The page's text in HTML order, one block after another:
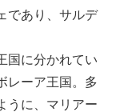
であり、サルデ
国に分かれてい
レーア王国。多
うに、マリアー